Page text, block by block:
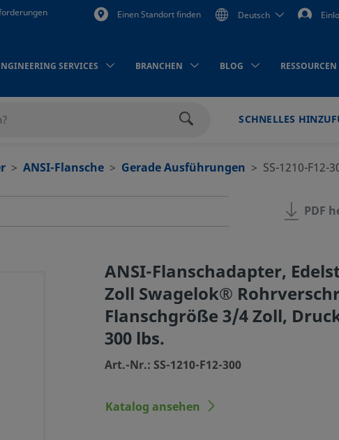
Einen Standort finden Deutsch
SERVICES BRANCHEN BLOG RESSOURCEN
SCHNELLES
ANSI‑Flansche Gerade Ausführungen SS-1210-F12-
PDF
ANSI-Flanschadapter,
Zoll Swagelok®
Flanschgröße 3/4 Zoll,
300 lbs.
Art.-Nr.: SS-1210-F12-300
Katalog ansehen